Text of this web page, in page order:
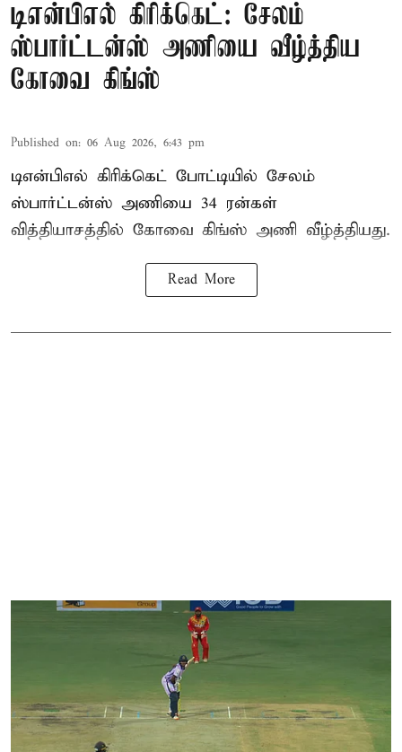
டிஎன்பிஎல் கிரிக்கெட்: சேலம்
ஸ்பார்ட்டன்ஸ் அணியை வீழ்த்திய
கோவை கிங்ஸ்
Published on: 06 Aug 2026, 6:43 pm
டிஎன்பிஎல் கிரிக்கெட் போட்டியில் சேலம்
ஸ்பார்ட்டன்ஸ் அணியை 34 ரன்கள்
வித்தியாசத்தில் கோவை கிங்ஸ் அணி வீழ்த்தியது.
Read More